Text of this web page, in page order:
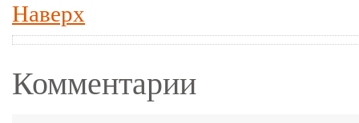
Наверх
Комментарии